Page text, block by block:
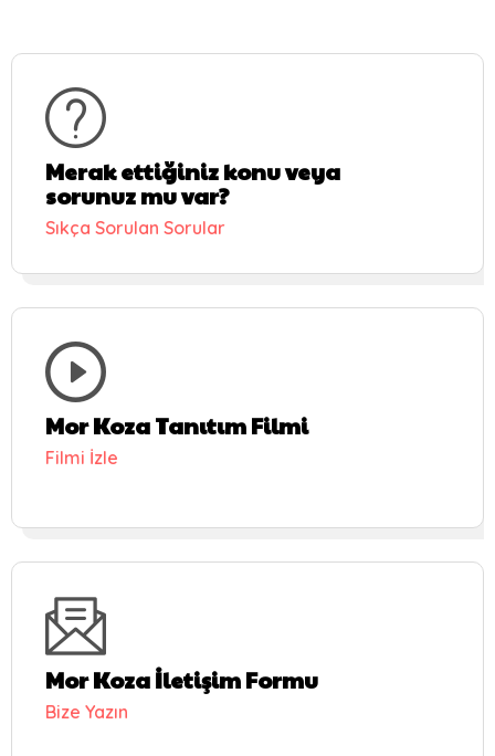
Merak ettiğiniz konu veya
sorunuz mu var?
Sıkça Sorulan Sorular
Mor Koza Tanıtım Filmi
Filmi İzle
Mor Koza İletişim Formu
Bize Yazın